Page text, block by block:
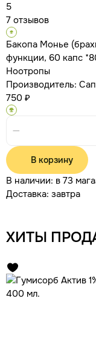
5
7 отзывов
Бакопа Монье
функции, 60 капс
Ноотропы
Производитель:
750 ₽
В корзину
В наличии: в 73
Доставка: завтра
ХИТЫ